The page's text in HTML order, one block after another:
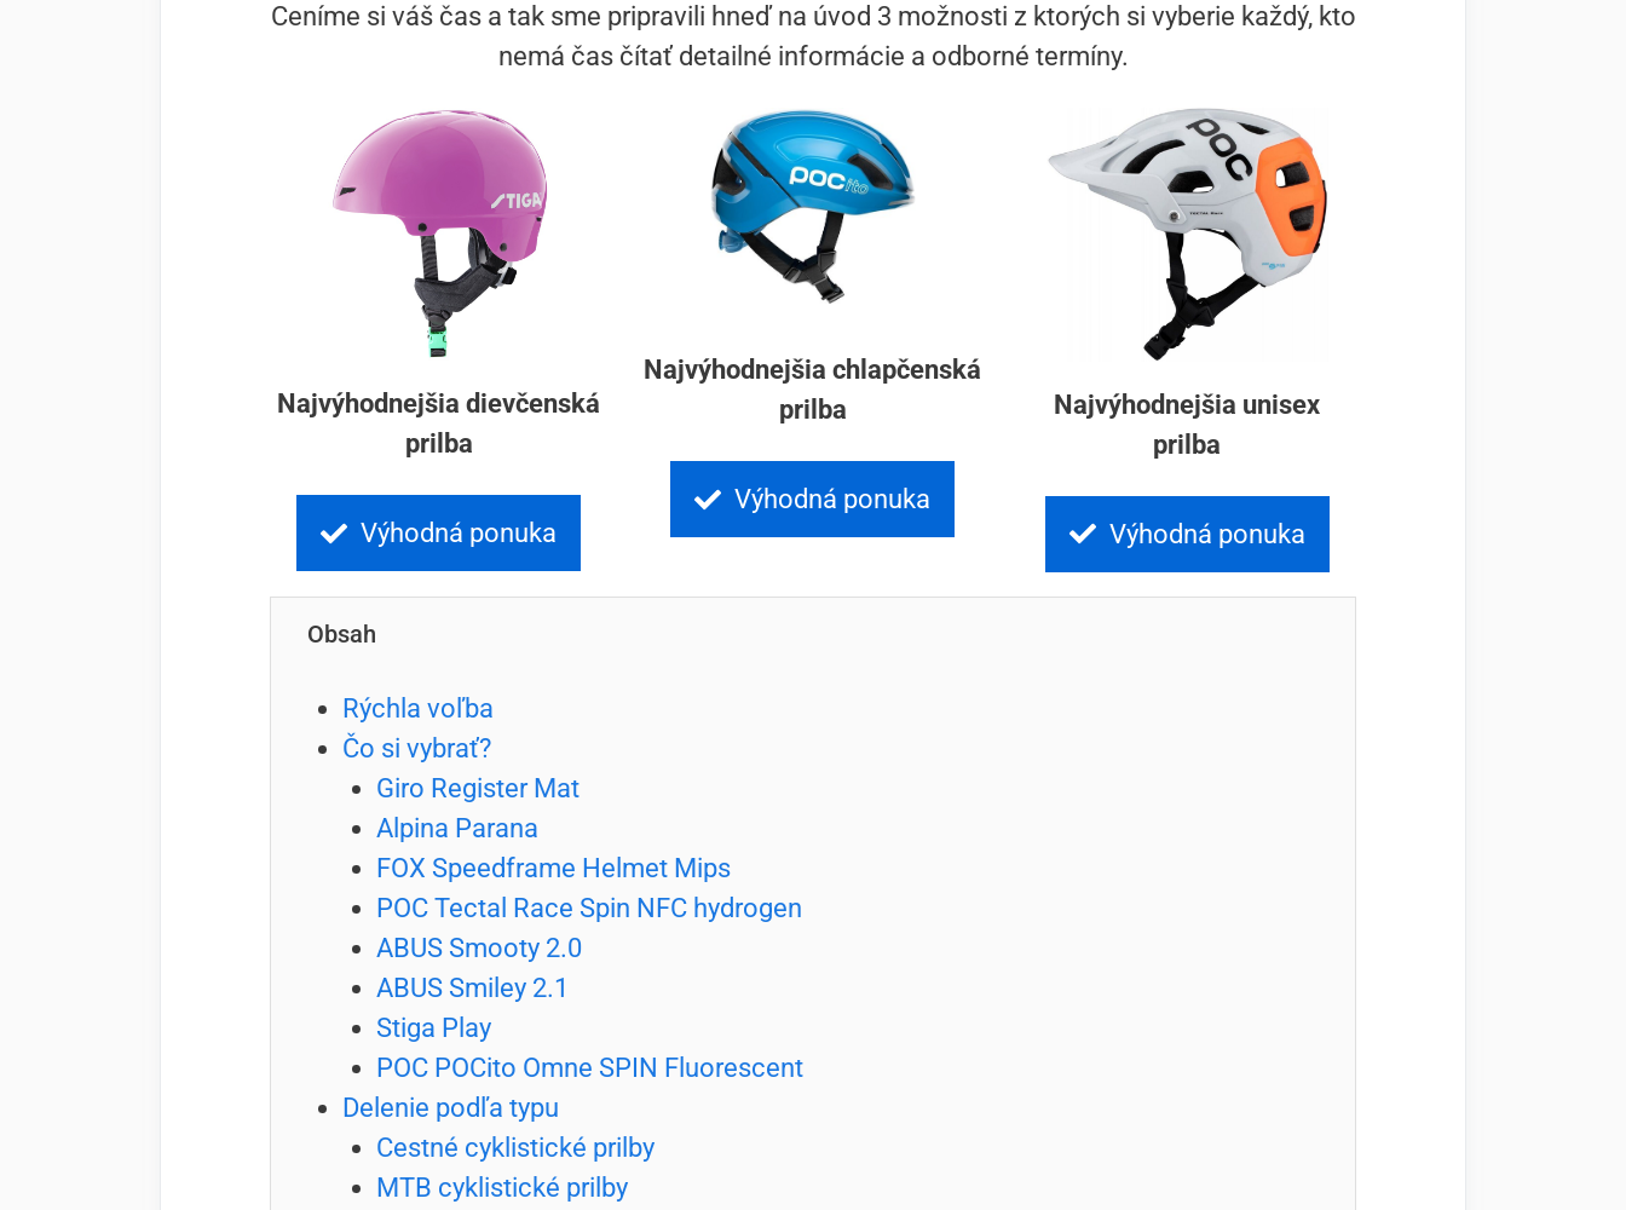
Ceníme si váš čas a tak sme pripravili hneď na úvod 3 možnosti z ktorých si vyberie každý, kto
nemá čas čítať detailné informácie a odborné termíny.
Najvýhodnejšia dievčenská
prilba
Výhodná ponuka
Najvýhodnejšia chlapčenská
prilba
Výhodná ponuka
Najvýhodnejšia unisex
prilba
Výhodná ponuka
Obsah
Rýchla voľba
Čo si vybrať?
Giro Register Mat
Alpina Parana
FOX Speedframe Helmet Mips
POC Tectal Race Spin NFC hydrogen
ABUS Smooty 2.0
ABUS Smiley 2.1
Stiga Play
POC POCito Omne SPIN Fluorescent
Delenie podľa typu
Cestné cyklistické prilby
MTB cyklistické prilby